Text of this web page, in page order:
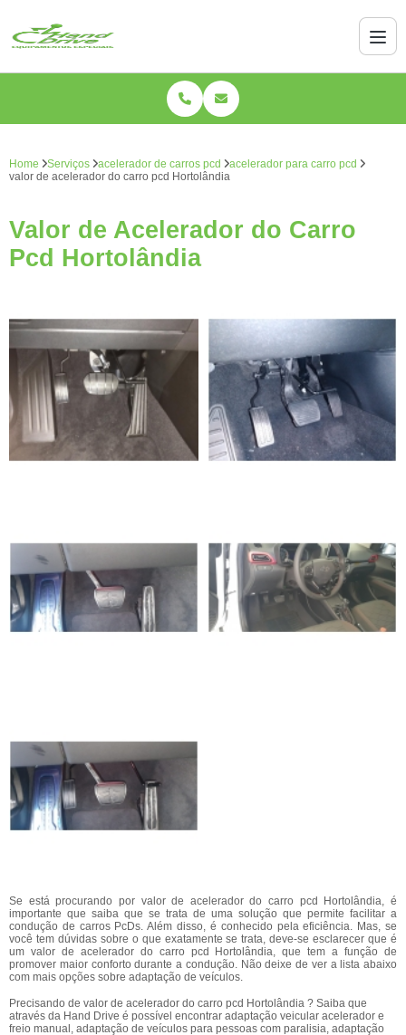
Home Serviços acelerador de carros pcd
acelerador para carro pcd
valor de acelerador do carro pcd Hortolândia
Valor de Acelerador do Carro
Pcd Hortolândia
Se está procurando por valor de acelerador do carro pcd Hortolândia, é
importante que saiba que se trata de uma solução que permite facilitar a
condução de carros PcDs. Além disso, é conhecido pela eficiência. Mas, se
você tem dúvidas sobre o que exatamente se trata, deve-se esclarecer que é
um valor de acelerador do carro pcd Hortolândia, que tem a função de
promover maior conforto durante a condução. Não deixe de ver a lista abaixo
com mais opções sobre adaptação de veículos.
Precisando de valor de acelerador do carro pcd Hortolândia ? Saiba que
através da Hand Drive é possível encontrar adaptação veicular acelerador e
freio manual, adaptação de veículos para pessoas com paralisia, adaptação